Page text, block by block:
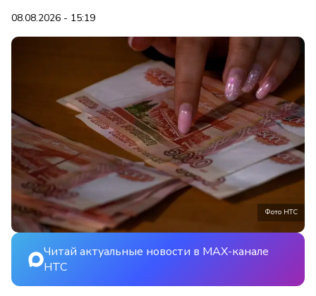
08.08.2026 - 15:19
Фото НТС
Читай актуальные новости в MAX-канале
НТС